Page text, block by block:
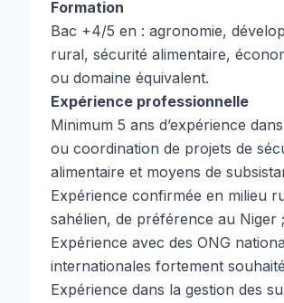
Formation
Bac +4/5 en : agronomie,
rural, sécurité alimentaire,
ou domaine équivalent.
Expérience professionnelle
Minimum 5 ans d’expérience
ou coordination de projets de
alimentaire et moyens de
Expérience confirmée en milieu
sahélien, de préférence au Niger ;
Expérience avec des ONG
internationales fortement
Expérience dans la gestion des